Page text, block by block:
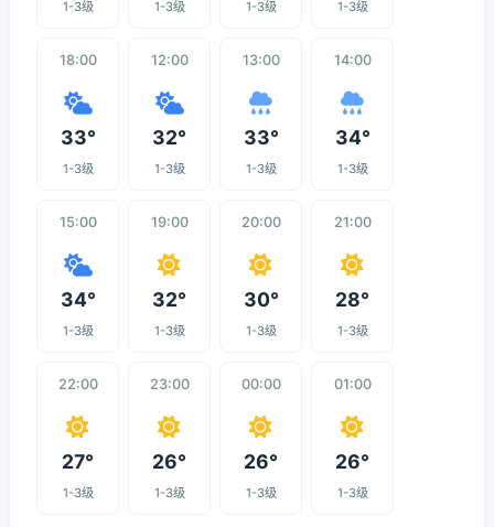
1-3级 1-3级 1-3级 1-3级
18:00
33°
1-3级
12:00
32°
1-3级
13:00
33°
1-3级
14:00
34°
1-3级
15:00
34°
1-3级
19:00
32°
1-3级
20:00
30°
1-3级
21:00
28°
1-3级
22:00
27°
1-3级
23:00
26°
1-3级
00:00
26°
1-3级
01:00
26°
1-3级